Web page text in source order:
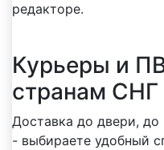
редакторе.
Курьеры и
странам СНГ
Доставка до двери, до
- выбираете удобный